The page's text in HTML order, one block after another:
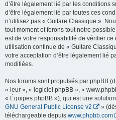
d’être légalement lié par les conditions
d’être légalement lié par toutes ces
n’utilisez pas « Guitare Classique ».
tout moment et ferons tout notre
est de votre responsabilité de vérifier
utilisation continue de « Guitare
votre acceptation d’être légalement lié
modifiées.
Nos forums sont propulsés par phpBB
« leur », « logiciel phpBB », «
« Équipes phpBB »), qui est une
GNU General Public License v2
»
téléchargeable depuis www.phpbb.com